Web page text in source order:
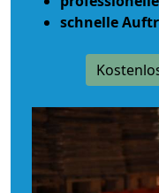
schnelle